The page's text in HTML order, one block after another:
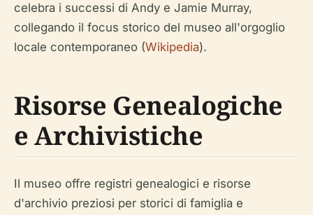
celebra i successi di Andy e Jamie Murray,
collegando il focus storico del museo all'orgoglio
locale contemporaneo (Wikipedia).
Risorse Genealogiche
e Archivistiche
Il museo offre registri genealogici e risorse
d'archivio preziosi per storici di famiglia e